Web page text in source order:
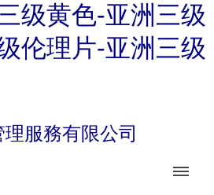
级黄色-亚洲三级
伦理片-亚洲三级
服務有限公司